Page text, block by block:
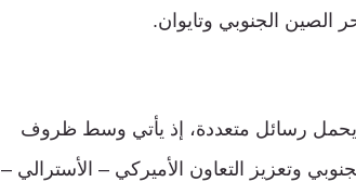
الصين الجنوبي وتايوان.
يحمل رسائل متعددة، إذ يأتي وسط ظروف
وتعزيز التعاون الأميركي – الأسترالي –